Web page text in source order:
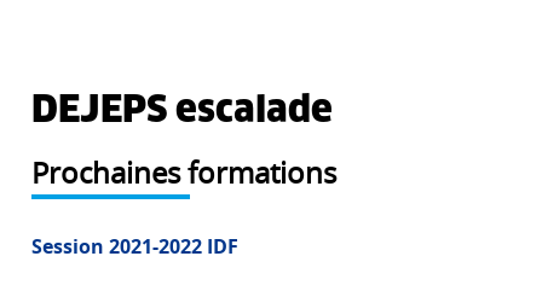
DEJEPS escalade
Prochaines formations
Session 2021-2022 IDF